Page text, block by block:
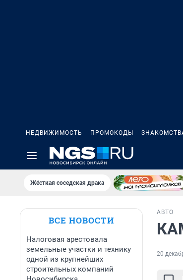
НЕДВИЖИМОСТЬ ПРОМОКОДЫ
Жёсткая соседская драка
ВСЕ НОВОСТИ
Налоговая арестовала
земельные участки и технику
одной из крупнейших
строительных компаний
АВТО
20